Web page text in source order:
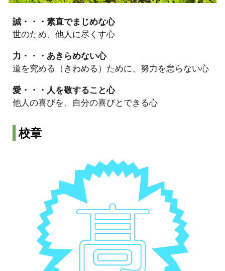
誠・・・素直でまじめな心
世のため、他人に尽くす心
力・・・あきらめない心
道を究める（きわめる）ために、努力を怠らない心
愛・・・人を敬すること心
他人の喜びを、自分の喜びとできる心
校章